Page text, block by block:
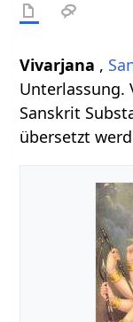
Vivarjana ,
Unterlassung.
Sanskrit
übersetzt